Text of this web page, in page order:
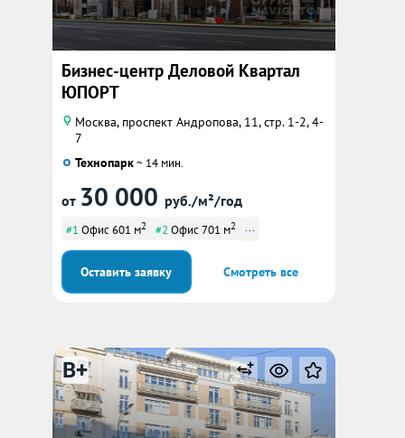
Бизнес-центр Деловой Квартал
ЮПОРТ
Москва, проспект Андропова, 11, стр. 1-2, 4-
7
Технопарк~ 14 мин.
от 30 000 руб./м²/год
#1 Офис 601 м2 #2 Офис 701 м2 ...
Оставить заявку Смотреть все
B+